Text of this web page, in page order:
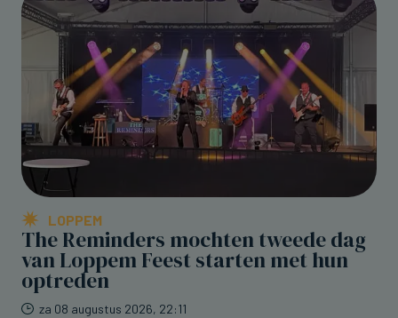
LOPPEM
The Reminders mochten tweede dag
van Loppem Feest starten met hun
optreden
za 08 augustus 2026, 22:11